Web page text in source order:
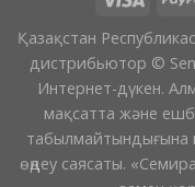
Қазақстан
дистрибьютор ©
Интернет-дүкен.
мақсатта және
табылмайтындығына
өңдеу саясаты.